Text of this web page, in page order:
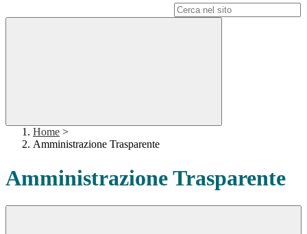
Home >
Amministrazione Trasparente
Amministrazione Trasparente